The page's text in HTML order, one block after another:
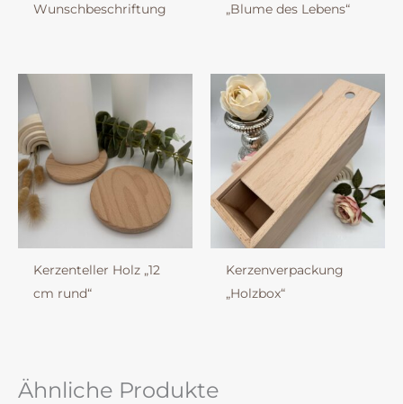
Wunschbeschriftung
„Blume des Lebens“
Kerzenteller Holz „12
cm rund“
Kerzenverpackung
„Holzbox“
Ähnliche Produkte